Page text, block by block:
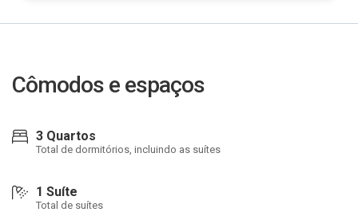
Cômodos e espaços
3 Quartos
Total de dormitórios, incluindo as suítes
1 Suíte
Total de suítes